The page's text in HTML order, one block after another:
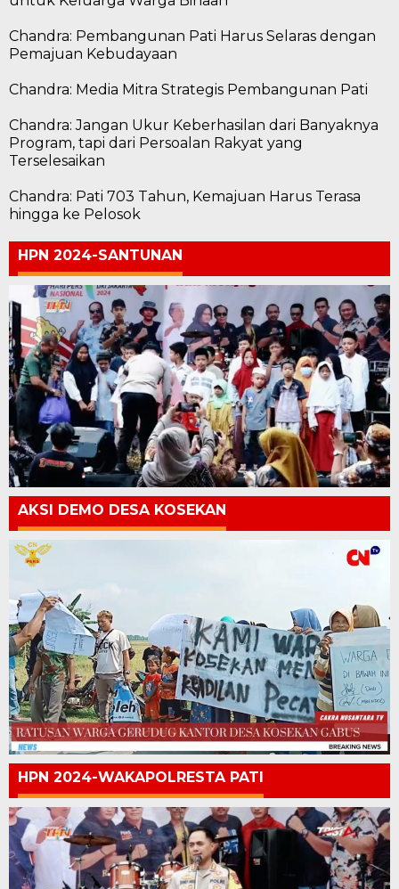
Chandra: Pembangunan Pati Harus Selaras dengan
Pemajuan Kebudayaan
Chandra: Media Mitra Strategis Pembangunan Pati
Chandra: Jangan Ukur Keberhasilan dari Banyaknya
Program, tapi dari Persoalan Rakyat yang
Terselesaikan
Chandra: Pati 703 Tahun, Kemajuan Harus Terasa
hingga ke Pelosok
HPN 2024-SANTUNAN
AKSI DEMO DESA KOSEKAN
HPN 2024-WAKAPOLRESTA PATI